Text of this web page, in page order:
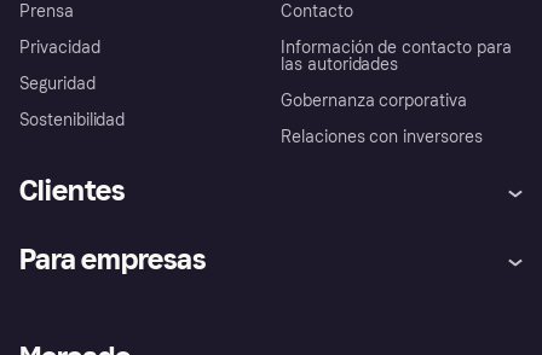
Prensa
Privacidad
Seguridad
Sostenibilidad
Contacto
Información de contacto para
las autoridades
Gobernanza corporativa
Relaciones con inversores
Clientes
Inicio de sesión
Para empresas
Acceso empresas